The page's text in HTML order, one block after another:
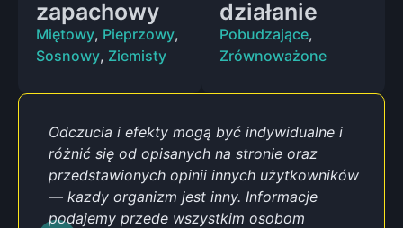
zapachowy
Miętowy, Pieprzowy,
Sosnowy, Ziemisty
działanie
Pobudzające,
Zrównoważone
Odczucia i efekty mogą być indywidualne i
różnić się od opisanych na stronie oraz
przedstawionych opinii innych użytkowników
— kazdy organizm jest inny. Informacje
podajemy przede wszystkim osobom